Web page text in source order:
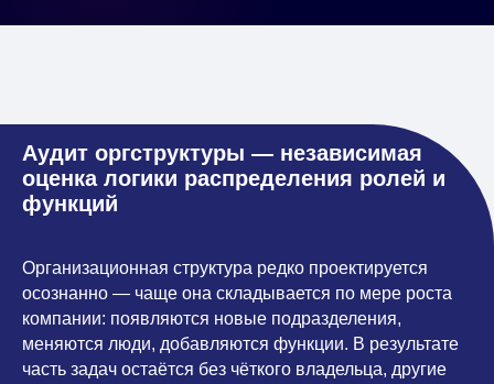
Аудит оргструктуры — независимая
оценка логики распределения ролей и
функций
Организационная структура редко проектируется
осознанно — чаще она складывается по мере роста
компании: появляются новые подразделения,
меняются люди, добавляются функции. В результате
часть задач остаётся без чёткого владельца, другие